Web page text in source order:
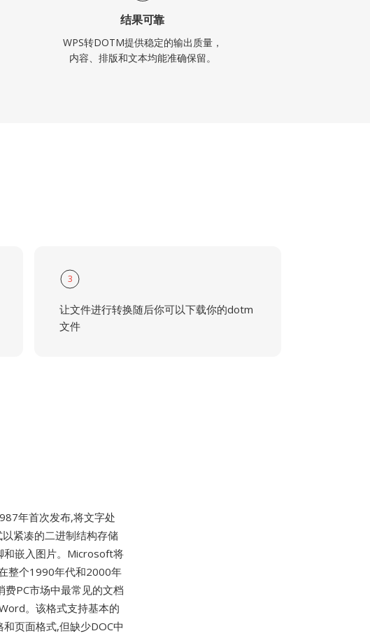
结果可靠
WPS转DOTM提供稳定的输出质量，
内容、排版和文本均能准确保留。
3
让文件进行转换随后你可以下载你的dotm
文件
年首次发布,将文字处
紧凑的二进制结构存储
和嵌入图片。Microsoft将
整个1990年代和2000年
PC市场中最常见的文档
。该格式支持基本的
页面格式,但缺少DOC中